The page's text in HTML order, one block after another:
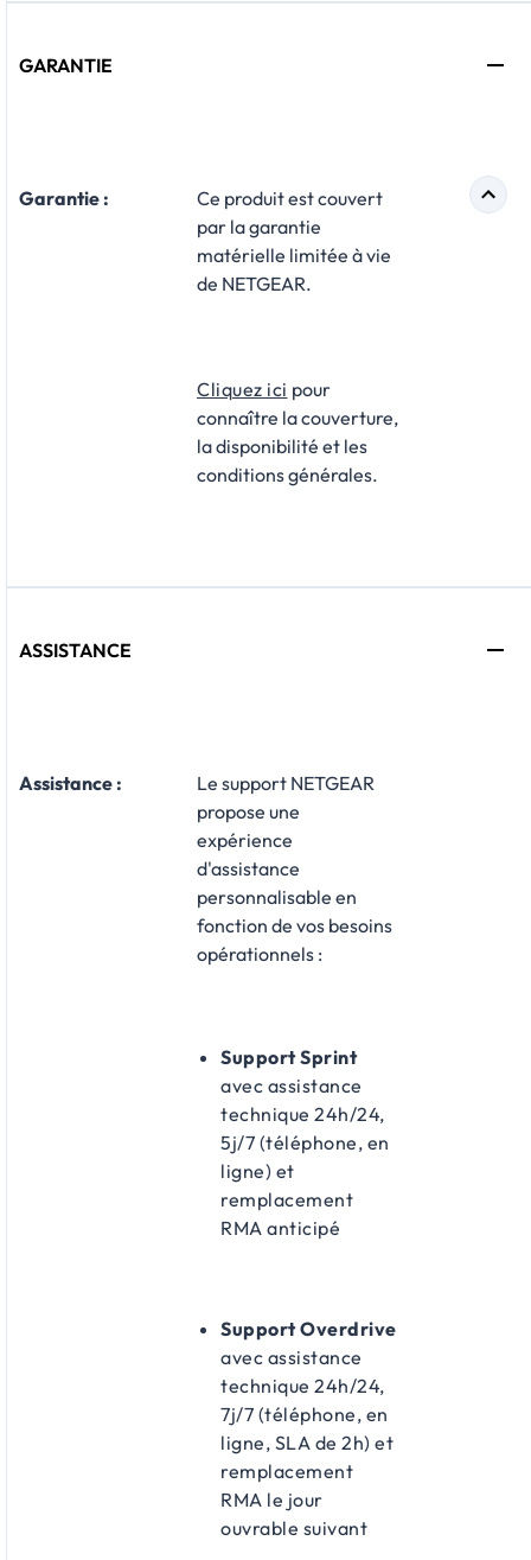
GARANTIE
Garantie :
​Ce produit est couvert
par la garantie
matérielle limitée à vie
de NETGEAR.
Cliquez ici pour
connaître la couverture,
la disponibilité et les
conditions générales.
ASSISTANCE
Assistance :
Le support NETGEAR
propose une
expérience
d'assistance
personnalisable en
fonction de vos besoins
opérationnels :​
Support Sprint
avec assistance
technique 24h/24,
5j/7 (téléphone, en
ligne) et
remplacement
RMA anticipé
Support Overdrive
avec assistance
technique 24h/24,
7j/7 (téléphone, en
ligne, SLA de 2h) et
remplacement
RMA le jour
ouvrable suivant